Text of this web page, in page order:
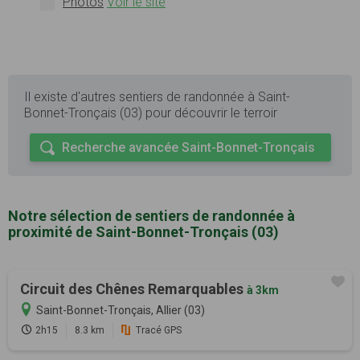
Il existe d'autres sentiers de randonnée à Saint-
Bonnet-Tronçais (03) pour découvrir le terroir
Recherche avancée Saint-Bonnet-Tronçais
Notre sélection de sentiers de randonnée à
proximité de Saint-Bonnet-Tronçais (03)
Circuit des Chênes Remarquables à 3km
Saint-Bonnet-Tronçais, Allier (03)
2h15 8.3 km Tracé GPS